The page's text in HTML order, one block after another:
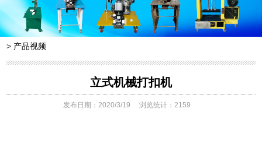
> 产品视频
立式机械打扣机
发布日期：2020/3/19 浏览统计：2159